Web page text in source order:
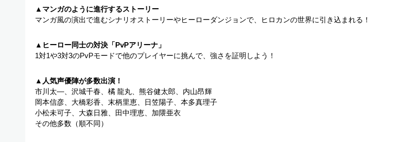
▲マンガのように進行するストーリー
マンガ風の演出で進むシナリオストーリーやヒーローダンジョンで、ヒロカンの世界に引き込まれる！
▲ヒーロー同士の対決「PvPアリーナ」
1対1や3対3のPvPモードで他のプレイヤーに挑んで、強さを証明しよう！
▲人気声優陣が多数出演！
市川太―、沢城千春、橘 龍丸、熊谷健太郎、内山昂輝
岡本信彦、大橋彩香、末柄里恵、日笠陽子、本多真理子
小松未可子、大森日雅、田中理恵、加隈亜衣
その他多数（順不同）